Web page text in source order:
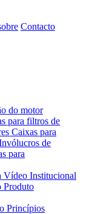
Contacto
do motor
para filtros de
Caixas para
de
para
Vídeo Institucional
Produto
Princípios